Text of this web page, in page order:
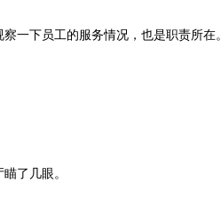
一下员工的服务情况，也是职责所在。
了几眼。